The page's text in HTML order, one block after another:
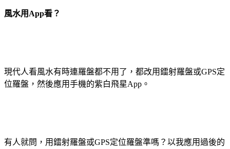
風水用App看？
現代人看風水有時連羅盤都不用了，都改用鐳射羅盤或GPS定
位羅盤，然後應用手機的紫白飛星App。
有人就問，用鐳射羅盤或GPS定位羅盤準嗎？以我應用過後的